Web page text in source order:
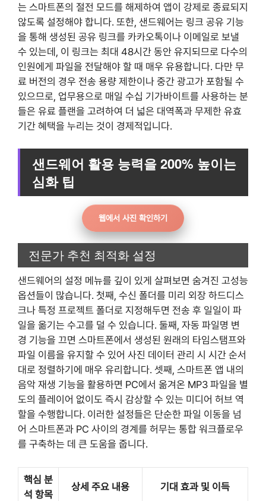
는 스마트폰의 절전 모드를 해제하여 앱이 강제로 종료되지
않도록 설정해야 합니다. 또한, 샌드웨어는 링크 공유 기능
을 통해 생성된 공유 링크를 카카오톡이나 이메일로 보낼
수 있는데, 이 링크는 최대 48시간 동안 유지되므로 다수의
인원에게 파일을 전달해야 할 때 매우 유용합니다. 다만 무
료 버전의 경우 전송 용량 제한이나 중간 광고가 포함될 수
있으므로, 업무용으로 매일 수십 기가바이트를 사용하는 분
들은 유료 플랜을 고려하여 더 넓은 대역폭과 무제한 유효
기간 혜택을 누리는 것이 경제적입니다.
샌드웨어 활용 능력을 200% 높이는
심화 팁
웹에서 사진 확인하기
전문가 추천 최적화 설정
샌드웨어의 설정 메뉴를 깊이 있게 살펴보면 숨겨진 고성능
옵션들이 많습니다. 첫째, 수신 폴더를 미리 외장 하드디스
크나 특정 프로젝트 폴더로 지정해두면 전송 후 일일이 파
일을 옮기는 수고를 덜 수 있습니다. 둘째, 자동 파일명 변
경 기능을 끄면 스마트폰에서 생성된 원래의 타임스탬프와
파일 이름을 유지할 수 있어 사진 데이터 관리 시 시간 순서
대로 정렬하기에 매우 유리합니다. 셋째, 스마트폰 앱 내의
음악 재생 기능을 활용하면 PC에서 옮겨온 MP3 파일을 별
도의 플레이어 없이도 즉시 감상할 수 있는 미디어 허브 역
할을 수행합니다. 이러한 설정들은 단순한 파일 이동을 넘
어 스마트폰과 PC 사이의 경계를 허무는 통합 워크플로우
를 구축하는 데 큰 도움을 줍니다.
핵심 분
석 항목
상세 주요 내용 기대 효과 및 이득